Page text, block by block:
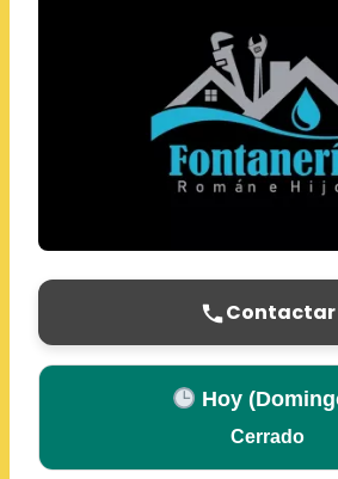
Contactar
Hoy
Cerrado